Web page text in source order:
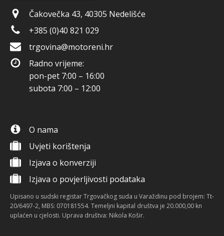
Čakovečka 43, 40305 Nedelišće
+385 (0)40 821 029
trgovina@motoreni.hr
Radno vrijeme:
pon-pet 7:00 – 16:00
subota 7:00 – 12:00
O nama
Uvjeti korištenja
Izjava o konverziji
Izjava o povjerljivosti podataka
Upisano u sudski registar Trgovačkog suda u Varaždinu pod brojem: Tt-
20/6497-2, MBS: 070181554. Temeljni kapital društva je 20.000,00 kn
uplaćen u cjelosti. Uprava društva: Nikola Košir.